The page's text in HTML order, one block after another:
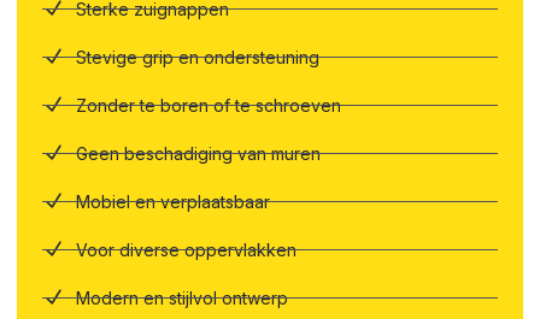
Sterke zuignappen
Stevige grip en ondersteuning
Zonder te boren of te schroeven
Geen beschadiging van muren
Mobiel en verplaatsbaar
Voor diverse oppervlakken
Modern en stijlvol ontwerp